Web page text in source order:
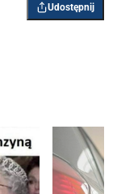
Udostępnij